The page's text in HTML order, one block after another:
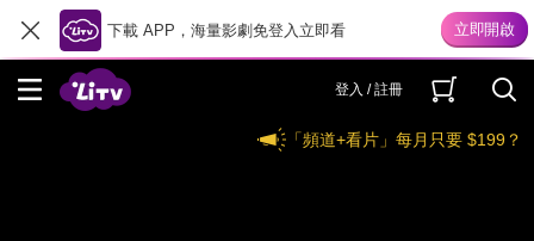
下載 APP，海量影劇免登入立即看
登入 / 註冊
「頻道+看片」每月只要 $199？